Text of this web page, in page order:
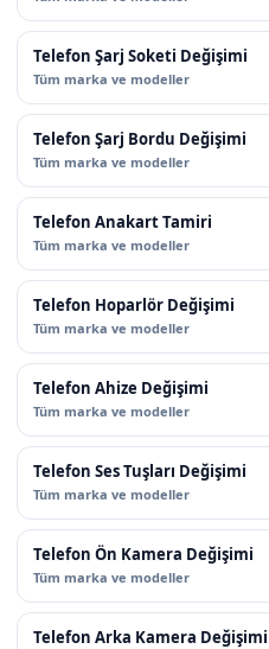
Telefon Şarj Soketi Değişimi
Tüm marka ve modeller
Telefon Şarj Bordu Değişimi
Tüm marka ve modeller
Telefon Anakart Tamiri
Tüm marka ve modeller
Telefon Hoparlör Değişimi
Tüm marka ve modeller
Telefon Ahize Değişimi
Tüm marka ve modeller
Telefon Ses Tuşları Değişimi
Tüm marka ve modeller
Telefon Ön Kamera Değişimi
Tüm marka ve modeller
Telefon Arka Kamera Değişimi